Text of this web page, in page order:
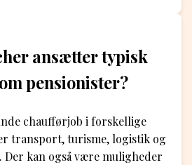
ansætter typisk
pensionister?
chaufførjob i forskellige
transport, turisme, logistik og
kan også være muligheder